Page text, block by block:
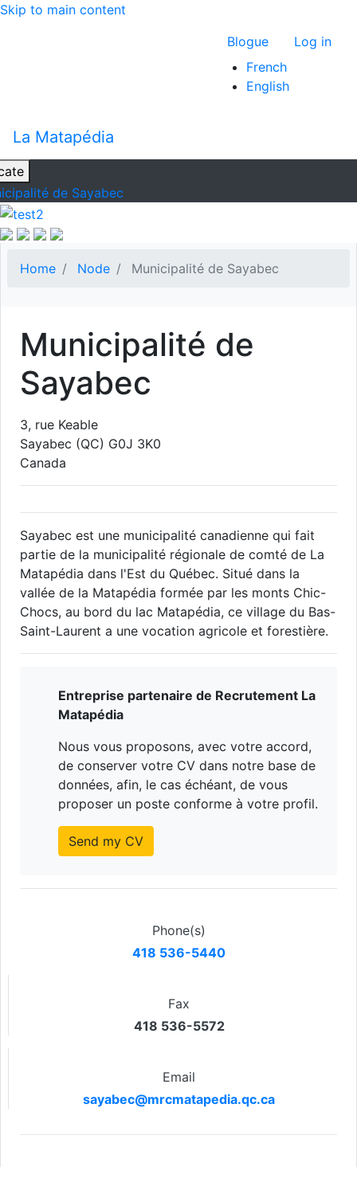
Skip to main content
Menu du
Blogue
Log in
French
English
La Matapédia
de Sayabec
Home Node Municipalité de Sayabec
Municipalité de
Sayabec
3, rue Keable
Sayabec (QC) G0J 3K0
Canada
Sayabec est une municipalité canadienne qui fait
partie de la municipalité régionale de comté de La
Matapédia dans l'Est du Québec. Situé dans la
vallée de la Matapédia formée par les monts Chic-
Chocs, au bord du lac Matapédia, ce village du Bas-
Saint-Laurent a une vocation agricole et forestière.
Entreprise partenaire de Recrutement La
Matapédia
Nous vous proposons, avec votre accord,
de conserver votre CV dans notre base de
données, afin, le cas échéant, de vous
proposer un poste conforme à votre profil.
Send my CV
Phone(s)
418 536-5440
Fax
418 536-5572
Email
sayabec@mrcmatapedia.qc.ca